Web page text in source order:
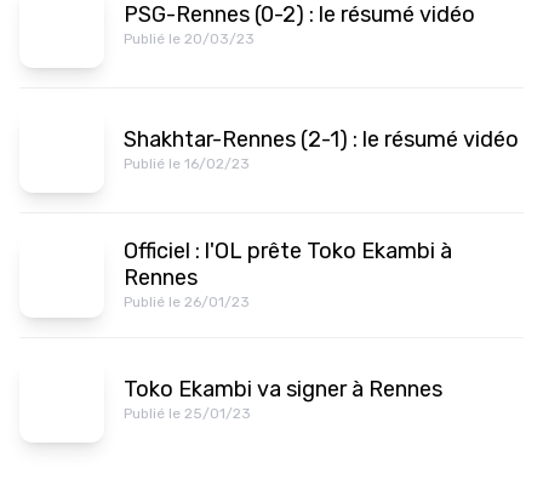
PSG-Rennes (0-2) : le résumé vidéo
Publié le 20/03/23
Shakhtar-Rennes (2-1) : le résumé vidéo
Publié le 16/02/23
Officiel : l'OL prête Toko Ekambi à
Rennes
Publié le 26/01/23
Toko Ekambi va signer à Rennes
Publié le 25/01/23